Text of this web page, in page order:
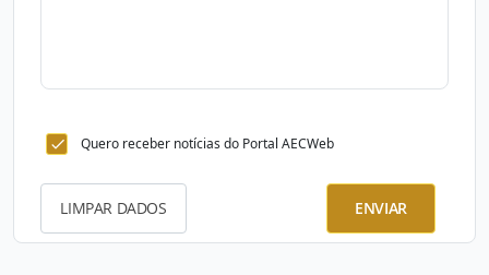
Quero receber notícias do Portal AECWeb
LIMPAR DADOS ENVIAR